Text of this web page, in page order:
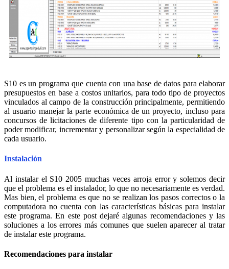
S10 es un programa que cuenta con una base de datos para elaborar
presupuestos en base a costos unitarios, para todo tipo de proyectos
vinculados al campo de la construcción principalmente, permitiendo
al usuario manejar la parte económica de un proyecto, incluso para
concursos de licitaciones de diferente tipo con la particularidad de
poder modificar, incrementar y personalizar según la especialidad de
cada usuario.
Instalación
Al instalar el S10 2005 muchas veces arroja error y solemos decir
que el problema es el instalador, lo que no necesariamente es verdad.
Mas bien, el problema es que no se realizan los pasos correctos o la
computadora no cuenta con las características básicas para instalar
este programa. En este post dejaré algunas recomendaciones y las
soluciones a los errores más comunes que suelen aparecer al tratar
de instalar este programa.
Recomendaciones para instalar